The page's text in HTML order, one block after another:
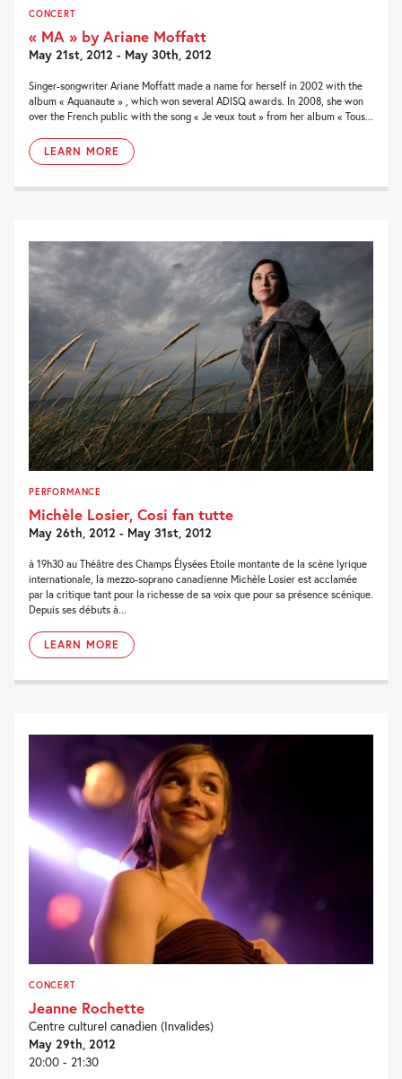
CONCERT
« MA » by Ariane Moffatt
May 21st, 2012 - May 30th, 2012
Singer-songwriter Ariane Moffatt made a name for herself in 2002 with the
album « Aquanaute » , which won several ADISQ awards. In 2008, she won
over the French public with the song « Je veux tout » from her album « Tous...
LEARN MORE
PERFORMANCE
Michèle Losier, Cosi fan tutte
May 26th, 2012 - May 31st, 2012
à 19h30 au Théâtre des Champs Élysées Etoile montante de la scène lyrique
internationale, la mezzo-soprano canadienne Michèle Losier est acclamée
par la critique tant pour la richesse de sa voix que pour sa présence scénique.
Depuis ses débuts à...
LEARN MORE
CONCERT
Jeanne Rochette
Centre culturel canadien (Invalides)
May 29th, 2012
20:00 - 21:30